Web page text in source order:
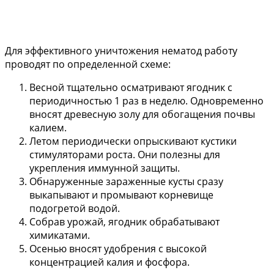
Для эффективного уничтожения нематод работу
проводят по определенной схеме:
Весной тщательно осматривают ягодник с
периодичностью 1 раз в неделю. Одновременно
вносят древесную золу для обогащения почвы
калием.
Летом периодически опрыскивают кустики
стимуляторами роста. Они полезны для
укрепления иммунной защиты.
Обнаруженные зараженные кусты сразу
выкапывают и промывают корневище
подогретой водой.
Собрав урожай, ягодник обрабатывают
химикатами.
Осенью вносят удобрения с высокой
концентрацией калия и фосфора.